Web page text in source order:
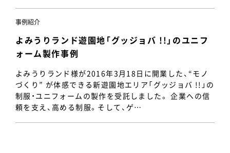
事例紹介
よみうりランド遊園地「グッジョバ !!」のユニフ
ォーム製作事例
よみうりランド様が2016年3月18日に開業した、“モノ
づくり” が体感できる新遊園地エリア「グッジョバ !!」の
制服・ユニフォームの製作を受託しました。 企業への信
頼を支え、高める制服。そして、ゲ…